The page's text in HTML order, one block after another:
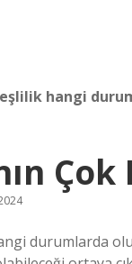
hangi
durumlarda